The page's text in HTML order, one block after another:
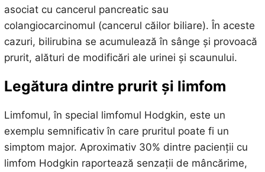
asociat cu cancerul pancreatic sau
colangiocarcinomul (cancerul căilor biliare). În aceste
cazuri, bilirubina se acumulează în sânge și provoacă
prurit, alături de modificări ale urinei și scaunului.
Legătura dintre prurit și limfom
Limfomul, în special limfomul Hodgkin, este un
exemplu semnificativ în care pruritul poate fi un
simptom major. Aproximativ 30% dintre pacienții cu
limfom Hodgkin raportează senzații de mâncărime,